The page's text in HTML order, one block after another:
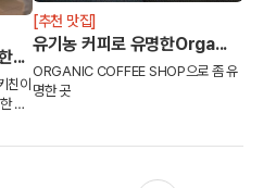
...
친이
뷔
문해
[추천 맛집]
유기농 커피로 유명한Orga...
ORGANIC COFFEE SHOP으로 좀 유
명한 곳